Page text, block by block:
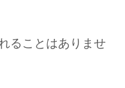
ることはありませ